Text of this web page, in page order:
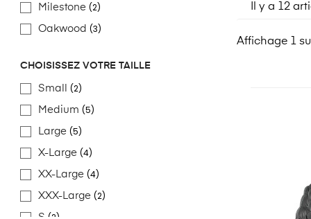
Milestone (2)
Oakwood (3)
CHOISISSEZ VOTRE TAILLE
Small (2)
Medium (5)
Large (5)
X-Large (4)
XX-Large (4)
XXX-Large (2)
Il y a 12
Affichage 1